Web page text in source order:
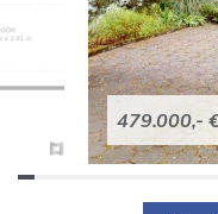
479.000,-